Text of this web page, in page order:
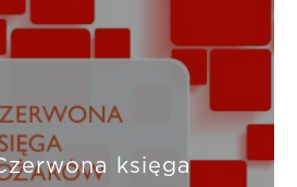
księga